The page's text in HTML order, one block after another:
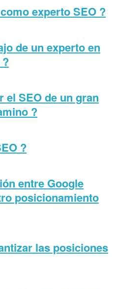
experto SEO ?
de un experto en
el SEO de un gran
?
?
entre Google
posicionamiento
las posiciones